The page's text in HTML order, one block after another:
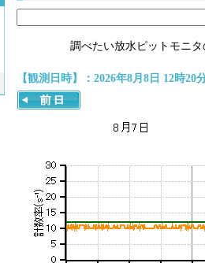
調べたい放水ピットモニ
【観測日時】：2026年8月8日 12時20